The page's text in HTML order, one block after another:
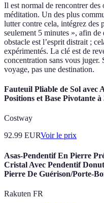
Il est normal de rencontrer des
méditation. Un des plus
lutter contre cela, intégrez des
seulement 5 minutes », afin
obstacle est l’esprit distrait ;
expérimentés. La clé est de
concentration sans vous juger.
voyage, pas une destination.
Fauteuil Pliable de Sol avec
Positions et Base Pivotante à
Costway
92.99 EURVoir le prix
Asas-Pendentif En Pierre
Cristal Avec Pendentif
Pierre De Guérison/Porte-
Rakuten FR